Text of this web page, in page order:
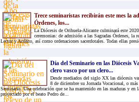
Trece seminaristas recibirán este mes la
Órdenes, los...
La Diócesis de Orihuela-Alicante culminará este
ceremonias: de admisión a las Sagradas Órdenes, la
Lector y Acólito, así como ordenaciones sacerdotales. Todas ellas
Día del Seminario en las Diócesis
clero vasco por un clero...
Desde mediados del siglo XX las diócesis
8 de diciembre su Jornada Vocacional, o
Seminario. Una celebración que se ha mantenido en las maduras y en
proyectado por el beato Pedro de...